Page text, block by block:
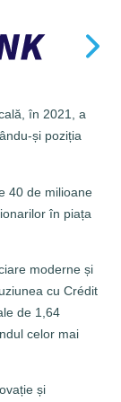
în 2021, a
și poziția
40 de milioane
în piața
moderne și
cu Crédit
de 1,64
celor mai
și